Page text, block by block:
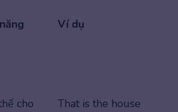
Ví dụ
cho
That is the house